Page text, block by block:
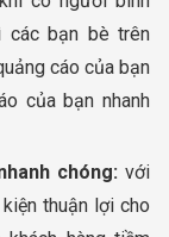
các bạn bè trên
cáo của bạn
của bạn nhanh
chóng: với
thuận lợi cho